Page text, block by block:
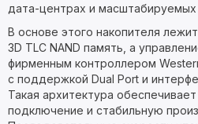
дата-центрах и масштабируемых
В основе этого накопителя
3D TLC NAND память, а
фирменным контроллером
с поддержкой Dual Port и
Такая архитектура
подключение и стабильную